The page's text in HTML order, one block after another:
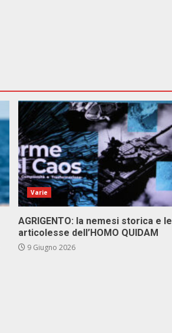
Varie
AGRIGENTO: la nemesi storica e le
articolesse dell’HOMO QUIDAM
9 Giugno 2026